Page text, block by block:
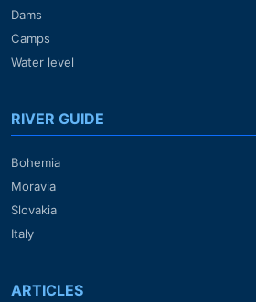
Dams
Camps
Water level
RIVER GUIDE
Bohemia
Moravia
Slovakia
Italy
ARTICLES